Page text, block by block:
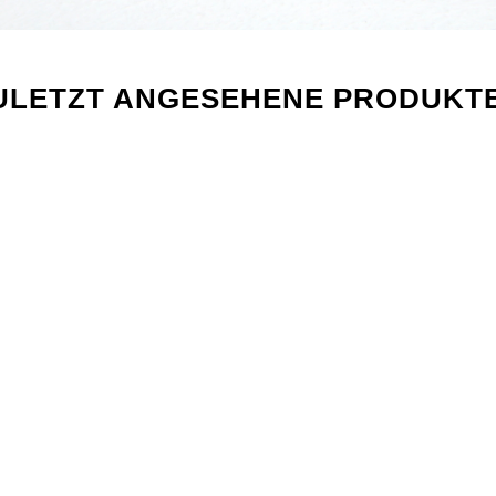
ANGESEHENE